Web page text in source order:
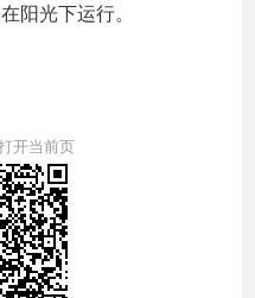
阳光下运行。
开当前页